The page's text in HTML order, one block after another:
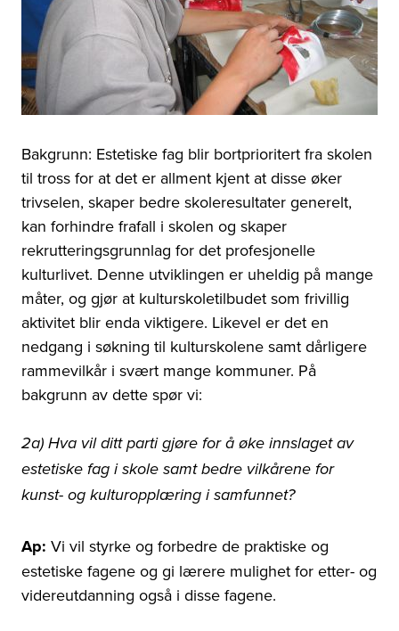
Bakgrunn: Estetiske fag blir bortprioritert fra skolen
til tross for at det er allment kjent at disse øker
trivselen, skaper bedre skoleresultater generelt,
kan forhindre frafall i skolen og skaper
rekrutteringsgrunnlag for det profesjonelle
kulturlivet. Denne utviklingen er uheldig på mange
måter, og gjør at kulturskoletilbudet som frivillig
aktivitet blir enda viktigere. Likevel er det en
nedgang i søkning til kulturskolene samt dårligere
rammevilkår i svært mange kommuner. På
bakgrunn av dette spør vi:
2a) Hva vil ditt parti gjøre for å øke innslaget av
estetiske fag i skole samt bedre vilkårene for
kunst- og kulturopplæring i samfunnet?
Ap: Vi vil styrke og forbedre de praktiske og
estetiske fagene og gi lærere mulighet for etter- og
videreutdanning også i disse fagene.